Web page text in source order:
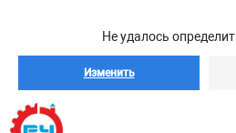
Не удалось
Изменить